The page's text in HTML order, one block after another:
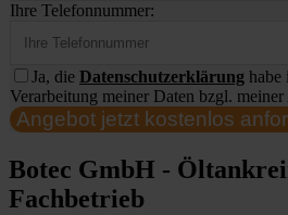
Ihre Telefonnummer:
Ja, die Datenschutzerklärung habe
Verarbeitung meiner Daten bzgl.
Angebot jetzt kostenlos
Botec GmbH -
Fachbetrieb